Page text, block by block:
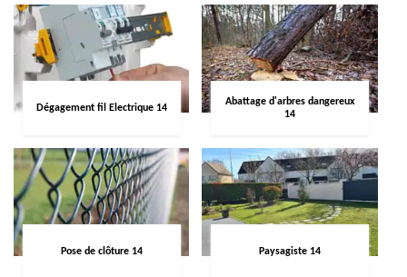
Dégagement fil Electrique 14
Abattage d'arbres dangereux
14
Pose de clôture 14 Paysagiste 14